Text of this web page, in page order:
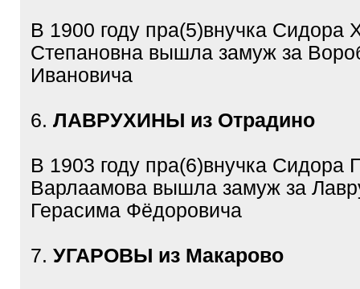
В 1900 году пра(5)внучка Сидора
Степановна вышла замуж за
Ивановича
6. ЛАВРУХИНЫ из Отрадино
В 1903 году пра(6)внучка Сидора
Варлаамова вышла замуж за
Герасима Фёдоровича
7. УГАРОВЫ из Макарово